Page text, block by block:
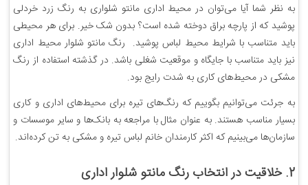
به نظر شما آیا می‌توان در محیط اداری مانتو شلواری به رنگ زرد خردلی
پوشید که از پارچه براق دوخته شده است؟ بدون شک خیر. برای هر محیطی
باید متناسب با شرایط محیط لباس پوشید. رنگ مانتو شلوار محیط اداری
نیز باید متناسب با جایگاه و موقعیت شغلی باشد. در گذشته استفاده از رنگ
مشکی در محیط‌های کاری به شدت رایج بود.
به جرئت می‌توانیم بگوییم که رنگ‌های تیره برای محیط‌های اداری و کاری
بسیار مناسب هستند. به عنوان مثال با مراجعه به بانک‌ها و سایر موسسات و
سازمان‌ها می‌بینیم که اکثر کارمندان خانم لباس تیره و مشکی به تن کرده‌اند.
2. خلاقیت در انتخاب رنگ مانتو شلوار اداری